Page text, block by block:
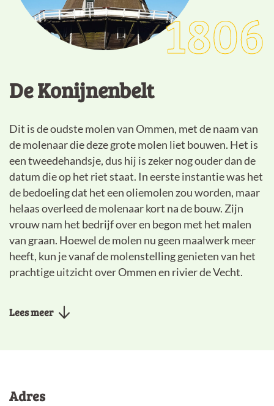
1806
De Konijnenbelt
Dit is de oudste molen van Ommen, met de naam van
de molenaar die deze grote molen liet bouwen. Het is
een tweedehandsje, dus hij is zeker nog ouder dan de
datum die op het riet staat. In eerste instantie was het
de bedoeling dat het een oliemolen zou worden, maar
helaas overleed de molenaar kort na de bouw. Zijn
vrouw nam het bedrijf over en begon met het malen
van graan. Hoewel de molen nu geen maalwerk meer
heeft, kun je vanaf de molenstelling genieten van het
prachtige uitzicht over Ommen en rivier de Vecht.
Lees meer
Adres